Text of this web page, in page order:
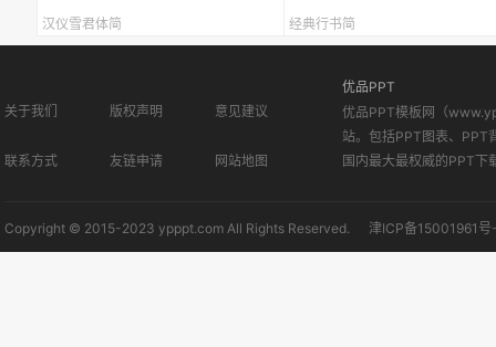
汉仪雪君体简 经典行书简
关于我们 版权声明 意见建议
联系方式 友链申请 网站地图
优品PPT
优品PPT模板网（
站。包括PPT图表、PPT
国内最大最权威的PPT下
Copyright © 2015-2023 ypppt.com All Rights Reserved. 津ICP备15001961号